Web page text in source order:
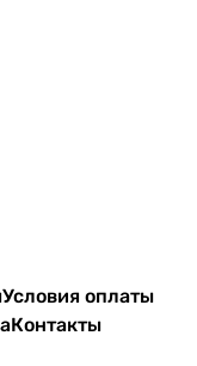
Условия оплаты
Контакты